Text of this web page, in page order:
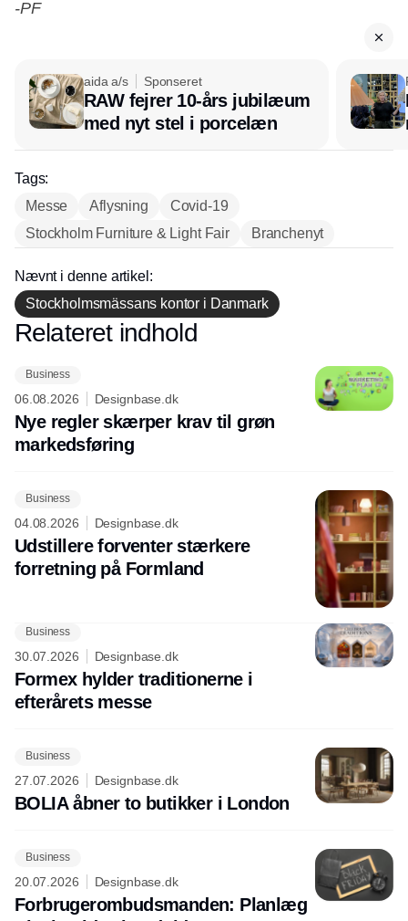
-PF
aida a/s Sponseret
RAW fejrer 10-års jubilæum
med nyt stel i porcelæn
Tags:
Messe
Aflysning
Covid-19
Stockholm Furniture & Light Fair
Branchenyt
Nævnt i denne artikel:
Stockholmsmässans kontor i Danmark
Annonce
Relateret indhold
Business
06.08.2026 Designbase.dk
Nye regler skærper krav til grøn
markedsføring
Business
04.08.2026 Designbase.dk
Udstillere forventer stærkere
forretning på Formland
Business
30.07.2026 Designbase.dk
Formex hylder traditionerne i
efterårets messe
Business
27.07.2026 Designbase.dk
BOLIA åbner to butikker i London
Business
20.07.2026 Designbase.dk
Forbrugerombudsmanden: Planlæg